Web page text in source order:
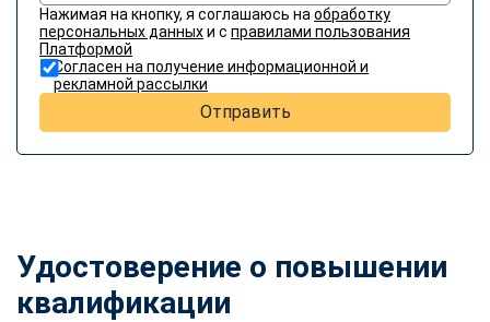
Нажимая на кнопку, я соглашаюсь на обработку
персональных данныхи с правилами пользования
Платформой
Согласен на получение информационной и
рекламной рассылки
Отправить
Удостоверение о повышении
квалификации